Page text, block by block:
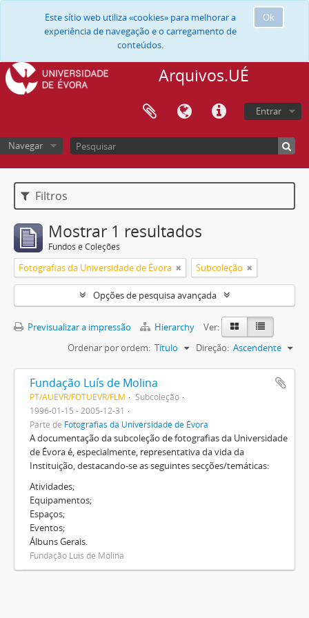
Ok
Este sítio web utiliza «cookies» para melhorar a
experiência de navegação e o carregamento de
conteúdos.
Arquivos.UÉ
Entrar
Navegar
Filtros
Mostrar 1 resultados
Fundos e Coleções
Fotografias da Universidade de Évora Subcoleção
Opções de pesquisa avançada
Previsualizar a impressão Hierarchy
Ver:
Ordenar por ordem: Título Direção: Ascendente
Fundação Luís de Molina
PT/AUEVR/FOTUEVR/FLM
Subcoleção
1996-01-15 - 2005-12-31
Parte de Fotografias da Universidade de Évora
A documentação da subcoleção de fotografias da Universidade
de Évora é, especialmente, representativa da vida da
Instituição, destacando-se as seguintes secções/temáticas:
Atividades;
Equipamentos;
Espaços;
Eventos;
Álbuns Gerais.
Fundação Luis de Molina